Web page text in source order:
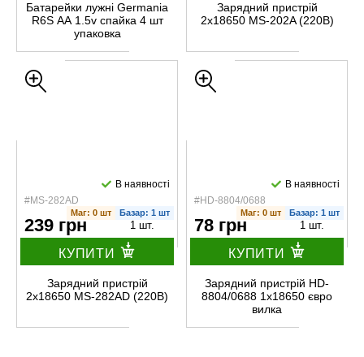
Батарейки лужні Germania
R6S АА 1.5v спайка 4 шт
упаковка
Зарядний пристрій
2x18650 MS-202A (220В)
#MS-282AD
В наявності
Маг: 0 шт Базар: 1 шт
239 грн 1 шт.
КУПИТИ
Зарядний пристрій
2x18650 MS-282AD (220В)
#HD-8804/0688
В наявності
Маг: 0 шт Базар: 1 шт
78 грн 1 шт.
КУПИТИ
Зарядний пристрій HD-
8804/0688 1х18650 євро
вилка